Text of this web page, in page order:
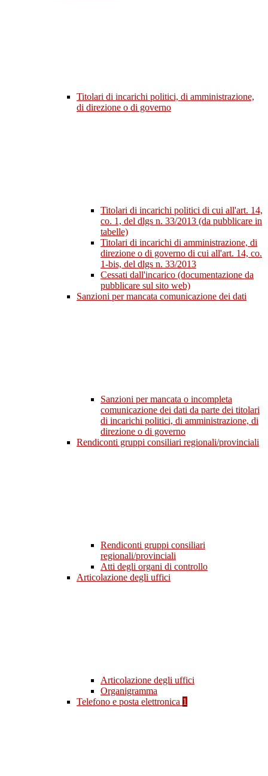
Titolari di incarichi politici, di amministrazione,
di direzione o di governo
Titolari di incarichi politici di cui all'art. 14,
co. 1, del dlgs n. 33/2013 (da pubblicare in
tabelle)
Titolari di incarichi di amministrazione, di
direzione o di governo di cui all'art. 14, co.
1-bis, del dlgs n. 33/2013
Cessati dall'incarico (documentazione da
pubblicare sul sito web)
Sanzioni per mancata comunicazione dei dati
Sanzioni per mancata o incompleta
comunicazione dei dati da parte dei titolari
di incarichi politici, di amministrazione, di
direzione o di governo
Rendiconti gruppi consiliari regionali/provinciali
Rendiconti gruppi consiliari
regionali/provinciali
Atti degli organi di controllo
Articolazione degli uffici
Articolazione degli uffici
Organigramma
Telefono e posta elettronica 1